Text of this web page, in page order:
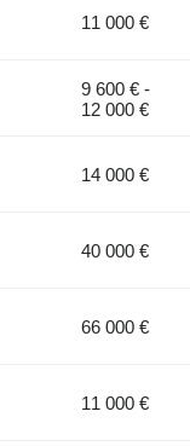
11 000 €
9 600 € -
12 000 €
14 000 €
40 000 €
66 000 €
11 000 €